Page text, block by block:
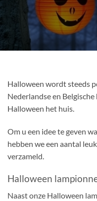
Halloween wordt steeds
Nederlandse en
Halloween het huis.
Om u een idee te geven
hebben we een aantal
verzameld.
Halloween
Naast onze Halloween